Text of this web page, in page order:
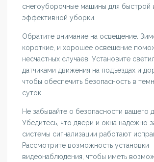
снегоуборочные машины для быстрой
эффективной уборки.
Обратите внимание на освещение.
короткие, и хорошее освещение
несчастных случаев. Установите
датчиками движения на подъездах и
чтобы обеспечить безопасность в
суток.
Не забывайте о безопасности вашего
Убедитесь, что двери и окна надежно
системы сигнализации работают
Рассмотрите возможность установки
видеонаблюдения, чтобы иметь